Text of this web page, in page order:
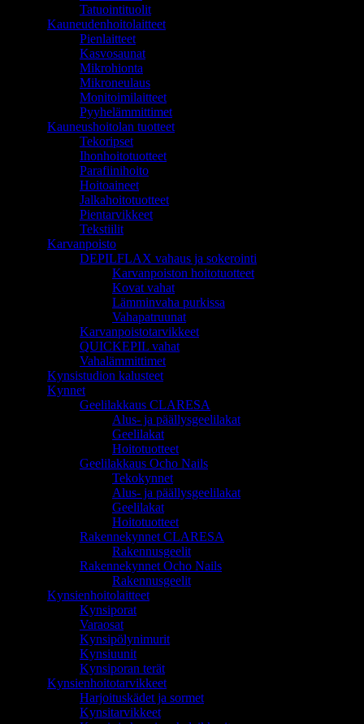
Tatuointituolit
Kauneudenhoitolaitteet
Pienlaitteet
Kasvosaunat
Mikrohionta
Mikroneulaus
Monitoimilaitteet
Pyyhelämmittimet
Kauneushoitolan tuotteet
Tekoripset
Ihonhoitotuotteet
Parafiinihoito
Hoitoaineet
Jalkahoitotuotteet
Pientarvikkeet
Tekstiilit
Karvanpoisto
DEPILFLAX vahaus ja sokerointi
Karvanpoiston hoitotuotteet
Kovat vahat
Lämminvaha purkissa
Vahapatruunat
Karvanpoistotarvikkeet
QUICKEPIL vahat
Vahalämmittimet
Kynsistudion kalusteet
Kynnet
Geelilakkaus CLARESA
Alus- ja päällysgeelilakat
Geelilakat
Hoitotuotteet
Geelilakkaus Ocho Nails
Tekokynnet
Alus- ja päällysgeelilakat
Geelilakat
Hoitotuotteet
Rakennekynnet CLARESA
Rakennusgeelit
Rakennekynnet Ocho Nails
Rakennusgeelit
Kynsienhoitolaitteet
Kynsiporat
Varaosat
Kynsipölynimurit
Kynsiuunit
Kynsiporan terät
Kynsienhoitotarvikkeet
Harjoituskädet ja sormet
Kynsitarvikkeet